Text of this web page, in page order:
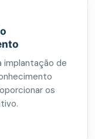
implantação de
os